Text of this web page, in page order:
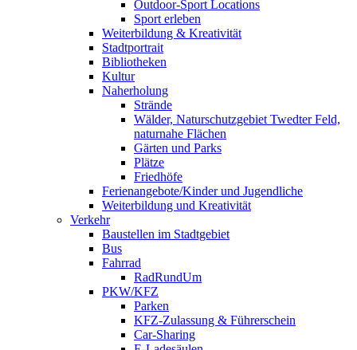
Outdoor-Sport Locations
Sport erleben
Weiterbildung & Kreativität
Stadtportrait
Bibliotheken
Kultur
Naherholung
Strände
Wälder, Naturschutzgebiet Twedter Feld,
naturnahe Flächen
Gärten und Parks
Plätze
Friedhöfe
Ferienangebote/Kinder und Jugendliche
Weiterbildung und Kreativität
Verkehr
Baustellen im Stadtgebiet
Bus
Fahrrad
RadRundUm
PKW/KFZ
Parken
KFZ-Zulassung & Führerschein
Car-Sharing